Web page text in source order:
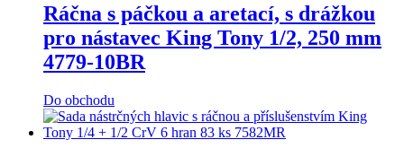
Ráčna s páčkou a aretací, s drážkou
pro nástavec King Tony 1/2, 250 mm
4779-10BR
Do obchodu